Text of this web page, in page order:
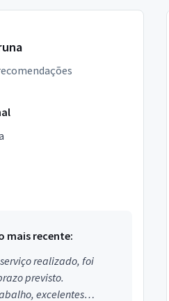
mais recente:
realizado, foi
previsto.
excelentes